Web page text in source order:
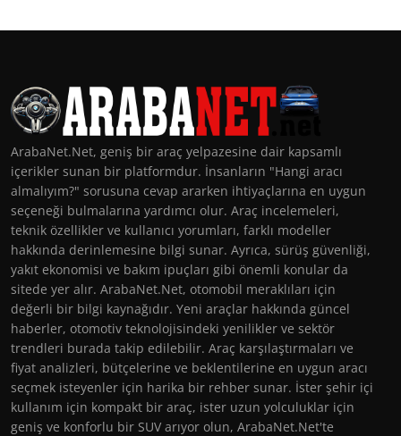
ArabaNet.Net, geniş bir araç yelpazesine dair kapsamlı
içerikler sunan bir platformdur. İnsanların "Hangi aracı
almalıyım?" sorusuna cevap ararken ihtiyaçlarına en uygun
seçeneği bulmalarına yardımcı olur. Araç incelemeleri,
teknik özellikler ve kullanıcı yorumları, farklı modeller
hakkında derinlemesine bilgi sunar. Ayrıca, sürüş güvenliği,
yakıt ekonomisi ve bakım ipuçları gibi önemli konular da
sitede yer alır. ArabaNet.Net, otomobil meraklıları için
değerli bir bilgi kaynağıdır. Yeni araçlar hakkında güncel
haberler, otomotiv teknolojisindeki yenilikler ve sektör
trendleri burada takip edilebilir. Araç karşılaştırmaları ve
fiyat analizleri, bütçelerine ve beklentilerine en uygun aracı
seçmek isteyenler için harika bir rehber sunar. İster şehir içi
kullanım için kompakt bir araç, ister uzun yolculuklar için
geniş ve konforlu bir SUV arıyor olun, ArabaNet.Net'te